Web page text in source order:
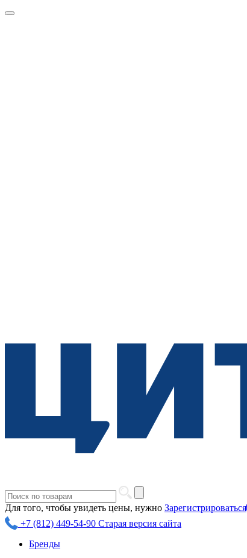
Для того, чтобы увидеть цены, нужно Зарегистрироваться
+7 (812) 449-54-90 Старая версия сайта
Бренды